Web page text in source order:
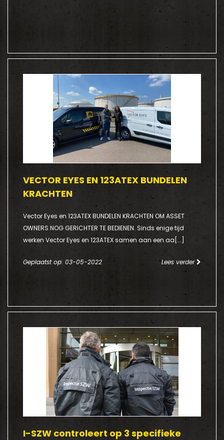
VECTOR EYES EN 123ATEX BUNDELEN
KRACHTEN
Vector Eyes en 123ATEX BUNDELEN KRACHTEN OM ASSET
OWNERS NOG GERICHTER TE BEDIENEN. Sinds enige tijd
werken Vector Eyes en 123ATEX samen aan een aa[...]
Geplaatst op: 03-05-2022 Lees verder
I-SZW controleert op 3 specifieke